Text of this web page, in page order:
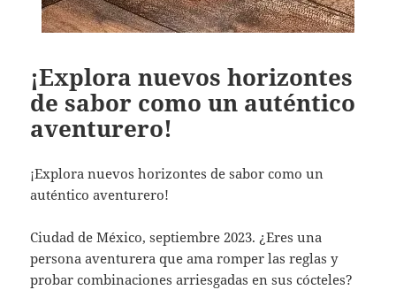
¡Explora nuevos horizontes
de sabor como un auténtico
aventurero!
¡Explora nuevos horizontes de sabor como un
auténtico aventurero!
Ciudad de México, septiembre 2023. ¿Eres una
persona aventurera que ama romper las reglas y
probar combinaciones arriesgadas en sus cócteles?